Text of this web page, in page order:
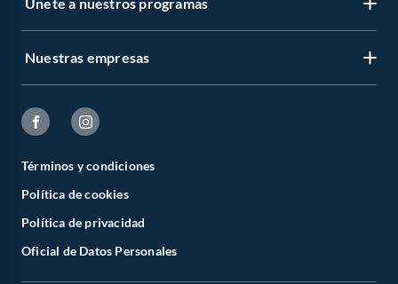
Únete a nuestros programas
Nuestras empresas
Términos y condiciones
Política de cookies
Política de privacidad
Oficial de Datos Personales